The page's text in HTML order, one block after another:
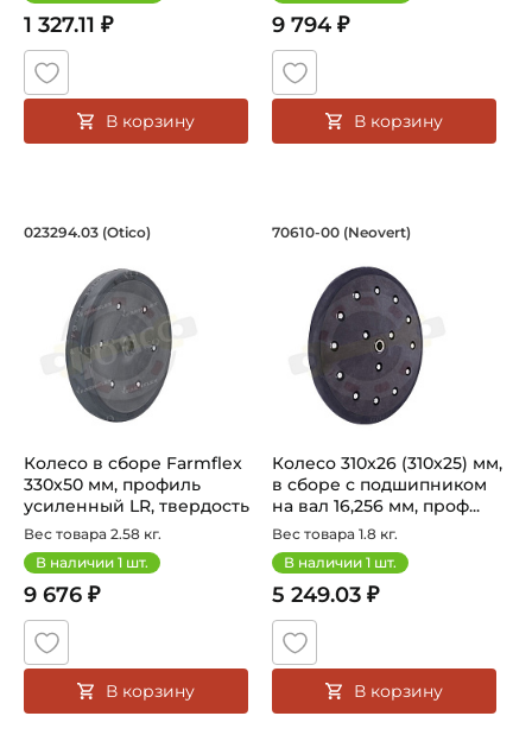
1 327.11 ₽
В корзину
9 794 ₽
В корзину
Колесо в сборе Farmflex 330х50 мм,
023294.03 (Otico)
Колесо в сборе Farmflex
330х50 мм, профиль
усиленный LR, твердость
63S,...
Вес товара 2.58 кг.
В наличии 1 шт.
9 676 ₽
В корзину
Колесо 310x26
70610-00 (Neovert)
Колесо 310x26 (310x25) мм,
в сборе с подшипником
на вал 16,256 мм, проф...
Вес товара 1.8 кг.
В наличии 1 шт.
5 249.03 ₽
В корзину